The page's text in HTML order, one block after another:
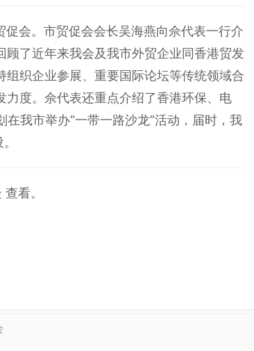
会。市贸促会会长吴海燕向佘代表一行介
了近年来我会及我市外贸企业同香港贸发
织企业参展、重要国际论坛等传统领域合
度。佘代表还重点介绍了香港环保、电
我市举办“一带一路沙龙”活动，届时，我
查看。